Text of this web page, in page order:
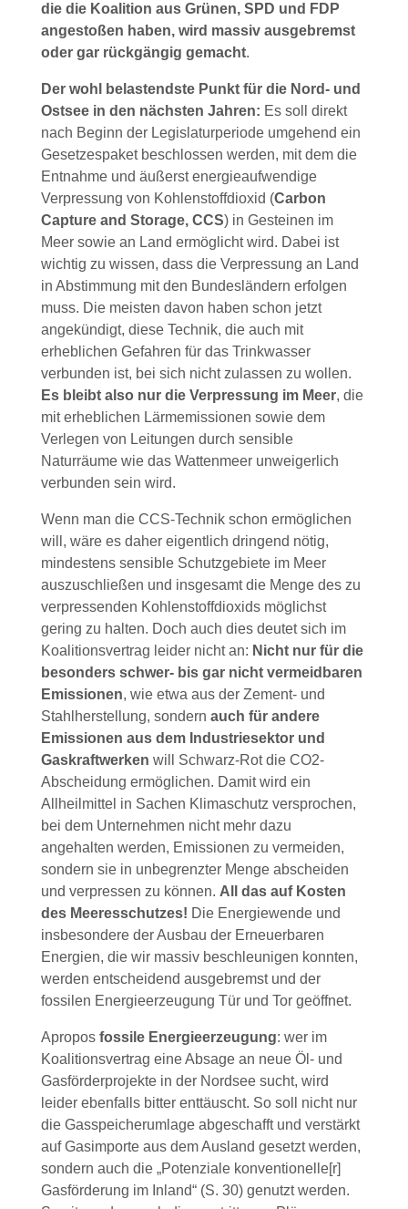
die die Koalition aus Grünen, SPD und FDP
angestoßen haben, wird massiv ausgebremst
oder gar rückgängig gemacht.
Der wohl belastendste Punkt für die Nord- und
Ostsee in den nächsten Jahren: Es soll direkt
nach Beginn der Legislaturperiode umgehend ein
Gesetzespaket beschlossen werden, mit dem die
Entnahme und äußerst energieaufwendige
Verpressung von Kohlenstoffdioxid (Carbon
Capture and Storage, CCS) in Gesteinen im
Meer sowie an Land ermöglicht wird. Dabei ist
wichtig zu wissen, dass die Verpressung an Land
in Abstimmung mit den Bundesländern erfolgen
muss. Die meisten davon haben schon jetzt
angekündigt, diese Technik, die auch mit
erheblichen Gefahren für das Trinkwasser
verbunden ist, bei sich nicht zulassen zu wollen.
Es bleibt also nur die Verpressung im Meer, die
mit erheblichen Lärmemissionen sowie dem
Verlegen von Leitungen durch sensible
Naturräume wie das Wattenmeer unweigerlich
verbunden sein wird.
Wenn man die CCS-Technik schon ermöglichen
will, wäre es daher eigentlich dringend nötig,
mindestens sensible Schutzgebiete im Meer
auszuschließen und insgesamt die Menge des zu
verpressenden Kohlenstoffdioxids möglichst
gering zu halten. Doch auch dies deutet sich im
Koalitionsvertrag leider nicht an: Nicht nur für die
besonders schwer- bis gar nicht vermeidbaren
Emissionen, wie etwa aus der Zement- und
Stahlherstellung, sondern auch für andere
Emissionen aus dem Industriesektor und
Gaskraftwerken will Schwarz-Rot die CO2-
Abscheidung ermöglichen. Damit wird ein
Allheilmittel in Sachen Klimaschutz versprochen,
bei dem Unternehmen nicht mehr dazu
angehalten werden, Emissionen zu vermeiden,
sondern sie in unbegrenzter Menge abscheiden
und verpressen zu können. All das auf Kosten
des Meeresschutzes! Die Energiewende und
insbesondere der Ausbau der Erneuerbaren
Energien, die wir massiv beschleunigen konnten,
werden entscheidend ausgebremst und der
fossilen Energieerzeugung Tür und Tor geöffnet.
Apropos fossile Energieerzeugung: wer im
Koalitionsvertrag eine Absage an neue Öl- und
Gasförderprojekte in der Nordsee sucht, wird
leider ebenfalls bitter enttäuscht. So soll nicht nur
die Gasspeicherumlage abgeschafft und verstärkt
auf Gasimporte aus dem Ausland gesetzt werden,
sondern auch die „Potenziale konventionelle[r]
Gasförderung im Inland“ (S. 30) genutzt werden.